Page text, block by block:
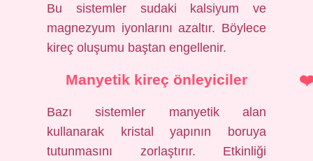
Bu sistemler sudaki kalsiyum ve
magnezyum iyonlarını azaltır. Böylece
kireç oluşumu baştan engellenir.
Manyetik kireç önleyiciler
Bazı sistemler manyetik alan
kullanarak kristal yapının boruya
tutunmasını zorlaştırır. Etkinliği